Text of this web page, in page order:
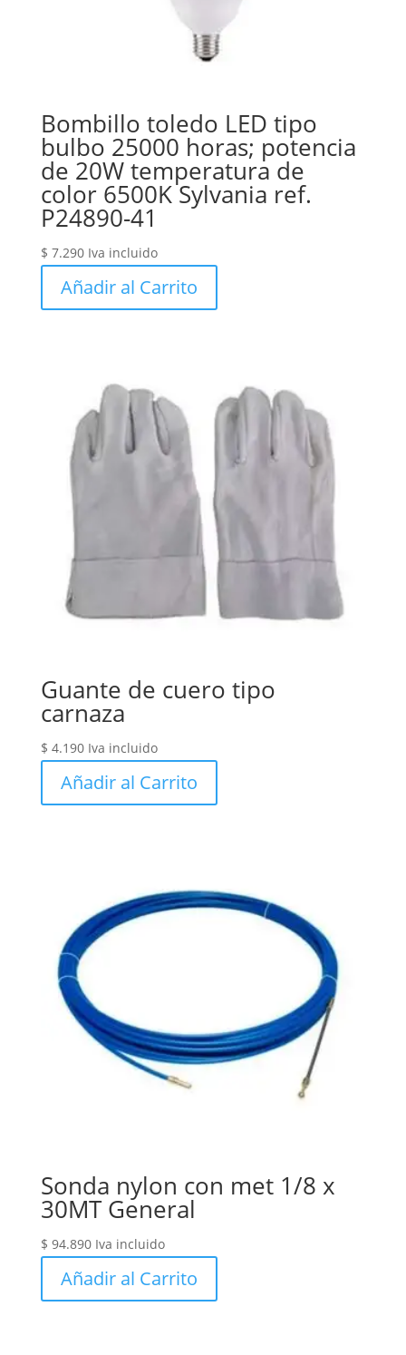
Bombillo toledo LED tipo
bulbo 25000 horas; potencia
de 20W temperatura de
color 6500K Sylvania ref.
P24890-41
$ 7.290 Iva incluido
Añadir al Carrito
Guante de cuero tipo
carnaza
$ 4.190 Iva incluido
Añadir al Carrito
Sonda nylon con met 1/8 x
30MT General
$ 94.890 Iva incluido
Añadir al Carrito